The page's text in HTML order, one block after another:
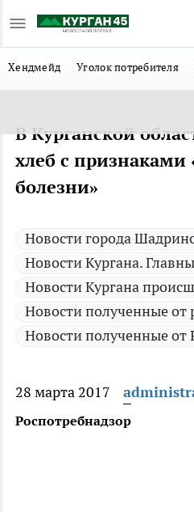
Хендмейд Уголок потребителя
В Курганской
хлеб с признаками
болезни»
Новости города
Новости Кургана.
Новости Кургана
Новости полученные от
Новости полученные от
28 марта 2017
Роспотребнадзор